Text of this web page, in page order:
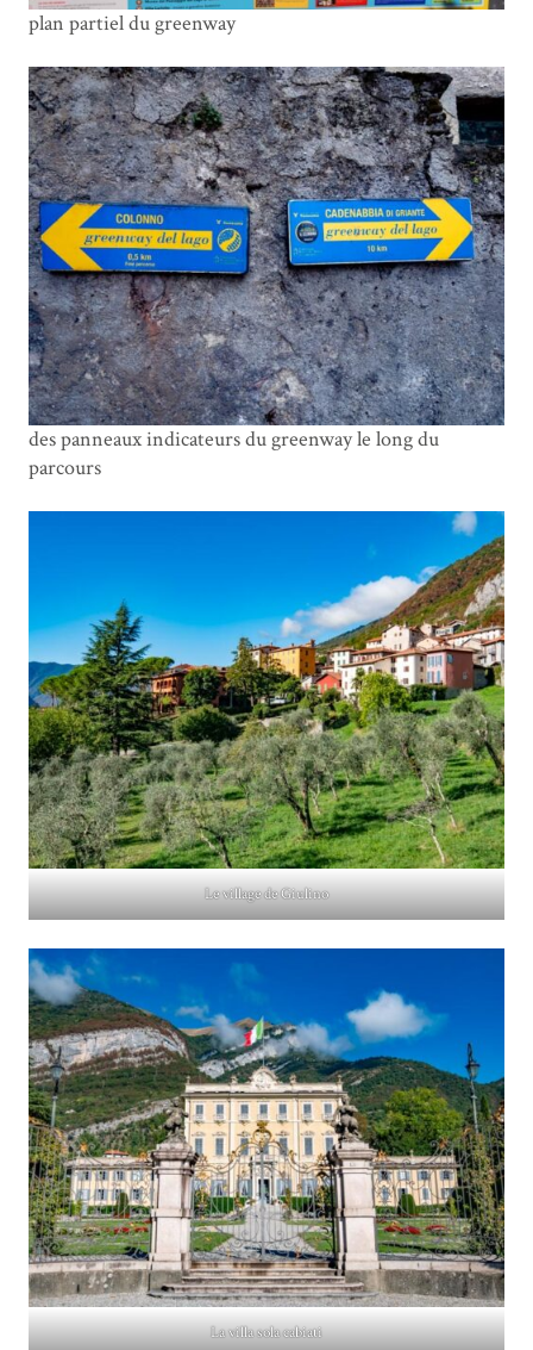
plan partiel du greenway
des panneaux indicateurs du greenway le long du
parcours
Le village de Giulino
La villa sola cabiati